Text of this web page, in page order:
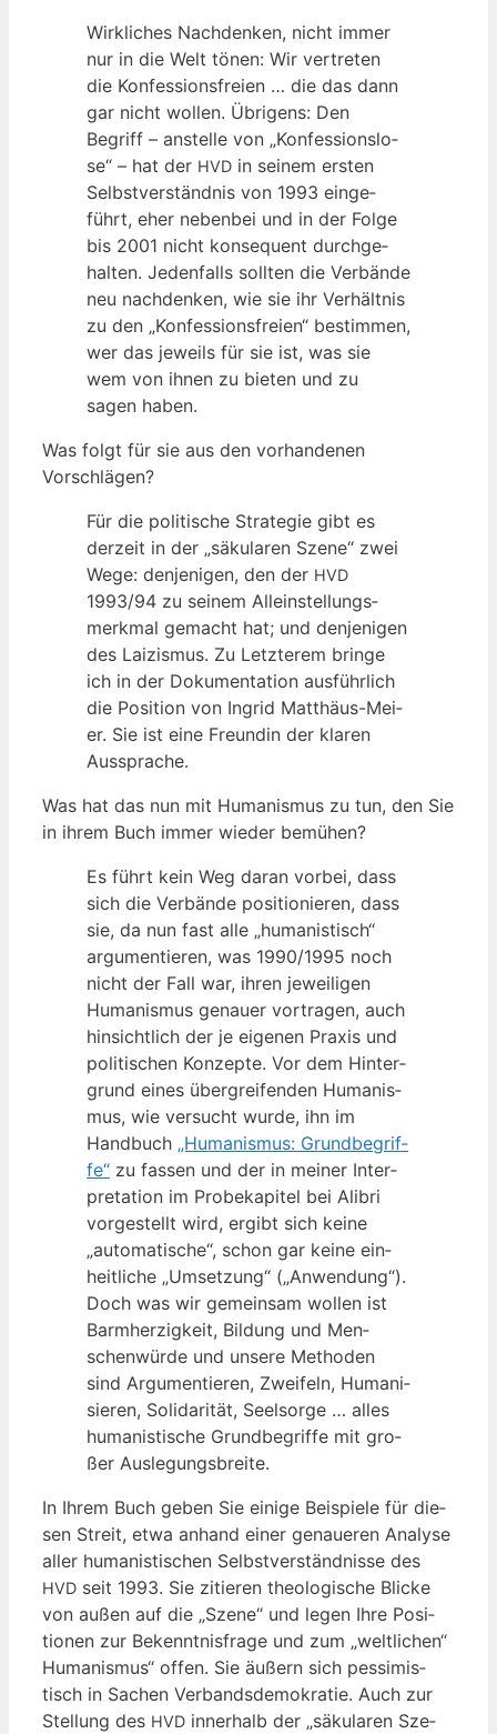
Wirk­li­ches Nach­den­ken, nicht immer
nur in die Welt tönen: Wir ver­tre­ten
die Kon­fes­si­ons­frei­en … die das dann
gar nicht wol­len. Übri­gens: Den
Begriff – anstel­le von „Kon­fes­si­ons­lo­
se“ – hat der HVD in sei­nem ers­ten
Selbst­ver­ständ­nis von 1993 ein­ge­
führt, eher neben­bei und in der Fol­ge
bis 2001 nicht kon­se­quent durch­ge­
hal­ten. Jeden­falls soll­ten die Ver­bän­de
neu nach­den­ken, wie sie ihr Ver­hält­nis
zu den „Kon­fes­si­ons­frei­en“ bestim­men,
wer das jeweils für sie ist, was sie
wem von ihnen zu bie­ten und zu
sagen haben.
Was folgt für sie aus den vor­han­de­nen
Vorschlägen?
Für die poli­ti­sche Stra­te­gie gibt es
der­zeit in der „säku­la­ren Sze­ne“ zwei
Wege: den­je­ni­gen, den der HVD
1993/94 zu sei­nem Allein­stel­lungs­
merk­mal gemacht hat; und den­je­ni­gen
des Lai­zis­mus. Zu Letz­te­rem brin­ge
ich in der Doku­men­ta­ti­on aus­führ­lich
die Posi­ti­on von Ingrid Mat­thä­us-Mei­
er. Sie ist eine Freun­din der kla­ren
Aussprache.
Was hat das nun mit Huma­nis­mus zu tun, den Sie
in ihrem Buch immer wie­der bemühen?
Es führt kein Weg dar­an vor­bei, dass
sich die Ver­bän­de posi­tio­nie­ren, dass
sie, da nun fast alle „huma­nis­tisch“
argu­men­tie­ren, was 1990/1995 noch
nicht der Fall war, ihren jewei­li­gen
Huma­nis­mus genau­er vor­tra­gen, auch
hin­sicht­lich der je eige­nen Pra­xis und
poli­ti­schen Kon­zep­te. Vor dem Hin­ter­
grund eines über­grei­fen­den Huma­nis­
mus, wie ver­sucht wur­de, ihn im
Hand­buch „Huma­nis­mus: Grund­be­grif­
fe“ zu fas­sen und der in mei­ner Inter­
pre­ta­ti­on im Pro­be­ka­pi­tel bei Ali­bri
vor­ge­stellt wird, ergibt sich kei­ne
„auto­ma­ti­sche“, schon gar kei­ne ein­
heit­li­che „Umset­zung“ („Anwen­dung“).
Doch was wir gemein­sam wol­len ist
Barm­her­zig­keit, Bil­dung und Men­
schen­wür­de und unse­re Metho­den
sind Argu­men­tie­ren, Zwei­feln, Huma­ni­
sie­ren, Soli­da­ri­tät, Seel­sor­ge … alles
huma­nis­ti­sche Grund­be­grif­fe mit gro­
ßer Auslegungsbreite.
In Ihrem Buch geben Sie eini­ge Bei­spie­le für die­
sen Streit, etwa anhand einer genaue­ren Ana­ly­se
aller huma­nis­ti­schen Selbst­ver­ständ­nis­se des
HVD seit 1993. Sie zitie­ren theo­lo­gi­sche Bli­cke
von außen auf die „Sze­ne“ und legen Ihre Posi­
tio­nen zur Bekennt­nis­fra­ge und zum „welt­li­chen“
Huma­nis­mus“ offen. Sie äußern sich pes­si­mis­
tisch in Sachen Ver­bands­de­mo­kra­tie. Auch zur
Stel­lung des HVD inner­halb der „säku­la­ren Sze­